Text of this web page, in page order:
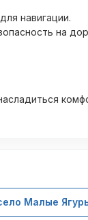
навигации.
на
Малые